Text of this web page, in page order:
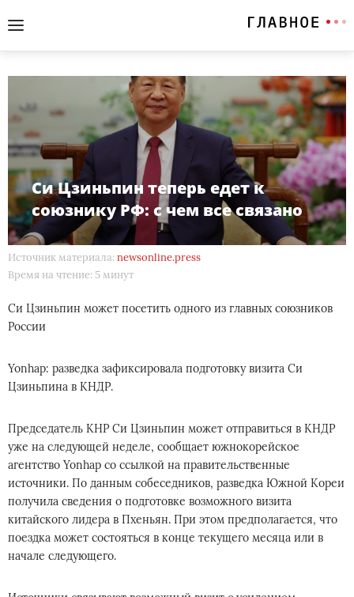
Си Цзиньпин теперь едет к
союзнику РФ: с чем все связано
Источник материала: newsonline.press
Время на чтение: 5 минут
Си Цзиньпин может посетить одного из главных союзников
России
Yonhap: разведка зафиксировала подготовку визита Си
Цзиньпина в КНДР.
Председатель КНР Си Цзиньпин может отправиться в КНДР
уже на следующей неделе, сообщает южнокорейское
агентство Yonhap со ссылкой на правительственные
источники. По данным собеседников, разведка Южной Кореи
получила сведения о подготовке возможного визита
китайского лидера в Пхеньян. При этом предполагается, что
поездка может состояться в конце текущего месяца или в
начале следующего.